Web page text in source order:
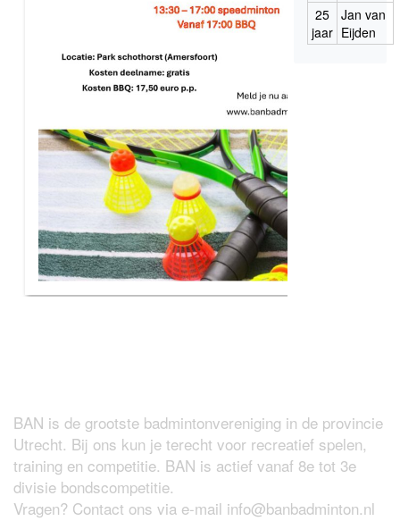
25
jaar
Jan van
Eijden
BAN is de grootste badmintonvereniging in de provincie
Utrecht. Bij ons kun je terecht voor recreatief spelen,
training en competitie. BAN is actief vanaf 8e tot 3e
divisie bondscompetitie.
Vragen? Contact ons via e-mail info@banbadminton.nl